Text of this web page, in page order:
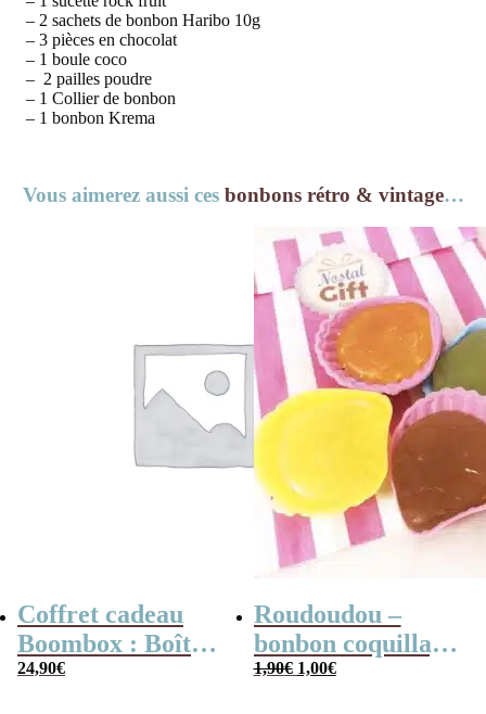
– 2 sachets de bonbon Haribo 10g
– 3 pièces en chocolat
– 1 boule coco
– 2 pailles poudre
– 1 Collier de bonbon
– 1 bonbon Krema
Vous aimerez aussi ces bonbons rétro & vintage…
Coffret cadeau
Boombox : Boîte
bonbons des
24,90€
Roudoudou –
bonbon coquillage
x 5
1,90€ Le
prix
1,00€Le
prix